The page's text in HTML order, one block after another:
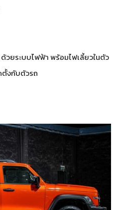
วยระบบไฟฟ้า พร้อมไฟเลี้ยวในตัว
งกับตัวรถ